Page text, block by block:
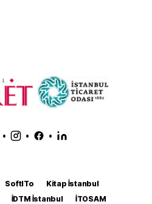
• • •
SoftITo
Kitap İstanbul
İDTM İstanbul
İTOSAM